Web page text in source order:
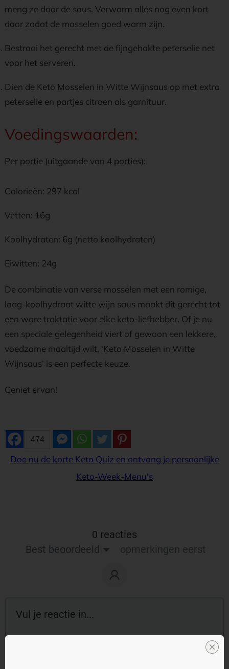
meng ze door de saus. Verwarm alles nog even kort
door zodat de mosselen goed warm zijn.
Bestrooi het gerecht met de fijngehakte peterselie net
voor het serveren.
Dien de Keto Mosselen in Witte Wijnsaus op met extra
peterselie en partjes citroen als garnituur.
Voedingswaarden:
Per portie (uitgaande van 4 porties):
Calorieën: 297 kcal
Vetten: 16g
Koolhydraten: 6g (netto koolhydraten)
Eiwitten: 24g
De combinatie van verse mosselen met een romige,
laag-koolhydraat witte wijn saus maakt dit gerecht tot
een ware traktatie voor elke keto-liefhebber. Of je nu
een speciale gelegenheid viert of gewoon een lekkere,
voedzame maaltijd wilt, ‘Keto Mosselen in Witte
Wijnsaus’ is een perfecte keuze.
Geniet ervan!
474
Doe nu de korte Keto Quiz en ontvang je persoonlijke
Keto-Week-Menu's
0 reacties
Best beoordeeld
opmerkingen eerst